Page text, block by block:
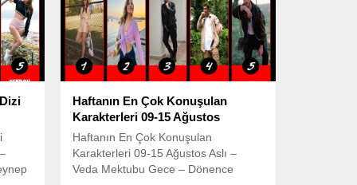
Haftanın En Çok Konuşulan
Karakterleri 09-15 Ağustos
Haftanın En Çok Konuşulan
Karakterleri 09-15 Ağustos Aslı –
Veda Mektubu Gece – Dönence